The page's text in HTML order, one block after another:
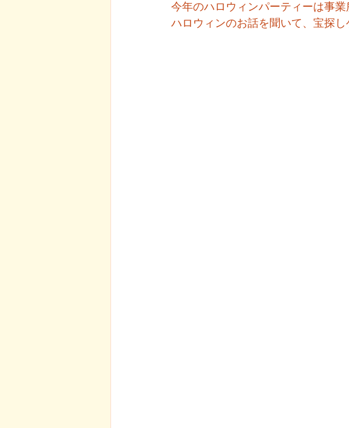
今年のハロウィンパーティーは事業
ハロウィンのお話を聞いて、宝探し